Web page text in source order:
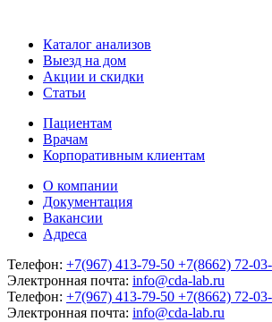
Каталог анализов
Выезд на дом
Акции и скидки
Статьи
Пациентам
Врачам
Корпоративным клиентам
О компании
Документация
Вакансии
Адреса
Телефон: +7(967) 413-79-50 +7(8662) 72-
Электронная почта: info@cda-lab.ru
Телефон: +7(967) 413-79-50 +7(8662) 72-
Электронная почта: info@cda-lab.ru